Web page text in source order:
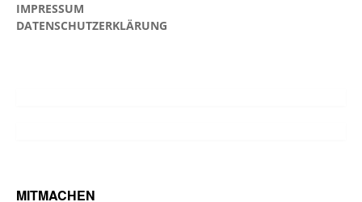
IMPRESSUM
DATENSCHUTZERKLÄRUNG
MITMACHEN